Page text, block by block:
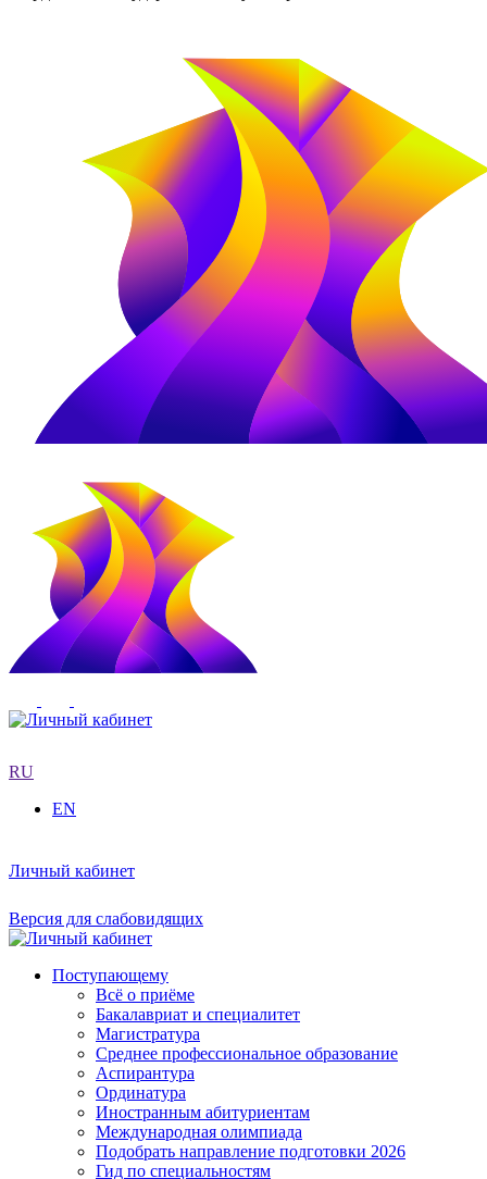
RU
EN
Личный кабинет
Версия для слабовидящих
Поступающему
Всё о приёме
Бакалавриат и специалитет
Магистратура
Среднее профессиональное образование
Аспирантура
Ординатура
Иностранным абитуриентам
Международная олимпиада
Подобрать направление подготовки 2026
Гид по специальностям